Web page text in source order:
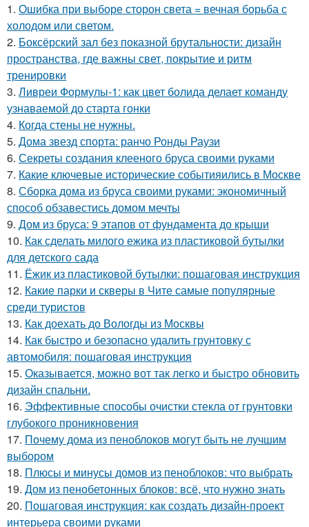
1. Ошибка при выборе сторон света = вечная борьба с
холодом или светом.
2. Боксёрский зал без показной брутальности: дизайн
пространства, где важны свет, покрытие и ритм
тренировки
3. Ливреи Формулы-1: как цвет болида делает команду
узнаваемой до старта гонки
4. Когда стены не нужны.
5. Дома звезд спорта: ранчо Ронды Раузи
6. Секреты создания клееного бруса своими руками
7. Какие ключевые исторические событияились в Москве
8. Сборка дома из бруса своими руками: экономичный
способ обзавестись домом мечты
9. Дом из бруса: 9 этапов от фундамента до крыши
10. Как сделать милого ежика из пластиковой бутылки
для детского сада
11. Ёжик из пластиковой бутылки: пошаговая инструкция
12. Какие парки и скверы в Чите самые популярные
среди туристов
13. Как доехать до Вологды из Москвы
14. Как быстро и безопасно удалить грунтовку с
автомобиля: пошаговая инструкция
15. Оказывается, можно вот так легко и быстро обновить
дизайн спальни.
16. Эффективные способы очистки стекла от грунтовки
глубокого проникновения
17. Почему дома из пеноблоков могут быть не лучшим
выбором
18. Плюсы и минусы домов из пеноблоков: что выбрать
19. Дом из пенобетонных блоков: всё, что нужно знать
20. Пошаговая инструкция: как создать дизайн-проект
интерьера своими руками